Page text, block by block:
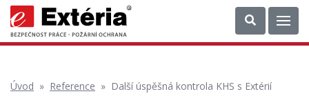
Úvod » Reference » Další úspěšná kontrola KHS s Extérií